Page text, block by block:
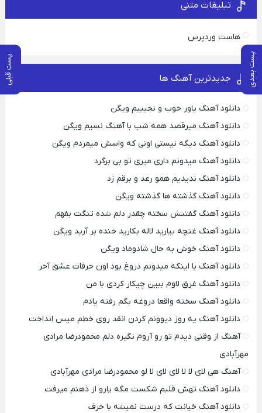
پست بعدی پست قبلی
تبلیغات متنی
هاست وردپرس
جدیدترین آهنگ ها
دانلود آهنگ یاور خوب و نجیبیم ویگن
دانلود آهنگ میرقصد همه شب با آهنگ نسیم ویگن
دانلود آهنگ دیگه نیستی اونی که واسش میمردم ویگن
دانلود آهنگ میدونم داری میری تو بی برگرد
دانلود آهنگ ندیدیم همو رعد و برقم زد
دانلود آهنگ گذشته ها گذشته ویگن
دانلود آهنگ گفتنش سخته چقدر دلم شده تنگت بفهم
دانلود آهنگ غنچه بیارید لاله بکارید خنده بر آرید ویگن
دانلود آهنگ خوش به حال شادوماد ویگن
دانلود آهنگ با اینکه میدونم دروغ بود اون حرفات عشق آخر
دانلود آهنگ غرق لاوم ببین چیکار کردی با من
دانلود آهنگ سخته واقعا دروغه بگم رفته یادم
دانلود آهنگ یه روز دیوونم کردن انقد روی خطم میس انداخت
آهنگ از وقتی دیدم تو رو آروم نگیره دلم محمودرضا مرادی
مهرآبادی
آهنگ هی لای لا لا لای لای لا لو محمودرضا مرادی مهرآبادی
دانلود آهنگ تهش قلبم شکست مگه یارو از ذهنم میرفت
دانلود آهنگ خیانت که درست نمیشه با حرف